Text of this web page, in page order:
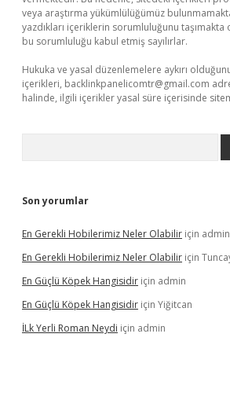
veya araştırma yükümlülüğümüz
yazdıkları içeriklerin sorumluluğunu
bu sorumluluğu kabul etmiş sayılırlar.
Hukuka ve yasal düzenlemelere aykırı
içerikleri, backlinkpanelicomtr@gmail.com
halinde, ilgili içerikler yasal süre içerisinde
Son yorumlar
En Gerekli Hobilerimiz Neler Olabilir için admin
En Gerekli Hobilerimiz Neler Olabilir için
En Güçlü Köpek Hangisidir için admin
En Güçlü Köpek Hangisidir için Yiğitcan
İLk Yerli Roman Neydi için admin